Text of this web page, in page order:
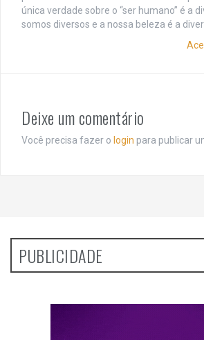
única verdade sobre o “ser humano” é a
somos diversos e a nossa beleza é a
Deixe um comentário
Você precisa fazer o login para publicar
PUBLICIDADE